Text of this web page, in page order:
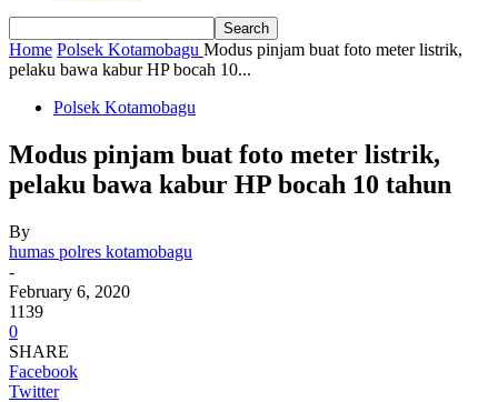
Home Polsek Kotamobagu Modus pinjam buat foto meter listrik,
pelaku bawa kabur HP bocah 10...
Polsek Kotamobagu
Modus pinjam buat foto meter listrik,
pelaku bawa kabur HP bocah 10 tahun
By
humas polres kotamobagu
-
February 6, 2020
1139
0
SHARE
Facebook
Twitter